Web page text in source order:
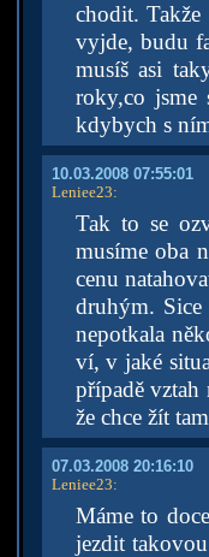
chodit. Takže
vyjde, budu
musíš asi
roky,co jsme
kdybych s
10.03.2008 07:55:01
Leniee23:
Tak to se
musíme oba
cenu
druhým. Sice
nepotkala
ví, v jaké
případě
že chce žít
07.03.2008 20:16:10
Leniee23:
Máme to
jezdit